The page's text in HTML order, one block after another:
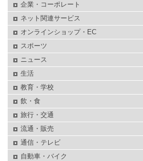
企業・コーポレート
ネット関連サービス
オンラインショップ・EC
スポーツ
ニュース
生活
教育・学校
飲・食
旅行・交通
流通・販売
通信・テレビ
自動車・バイク